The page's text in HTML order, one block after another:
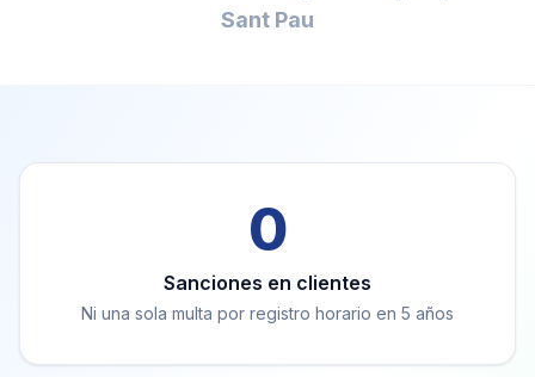
Sant Pau
0
Sanciones en clientes
Ni una sola multa por registro horario en 5 años